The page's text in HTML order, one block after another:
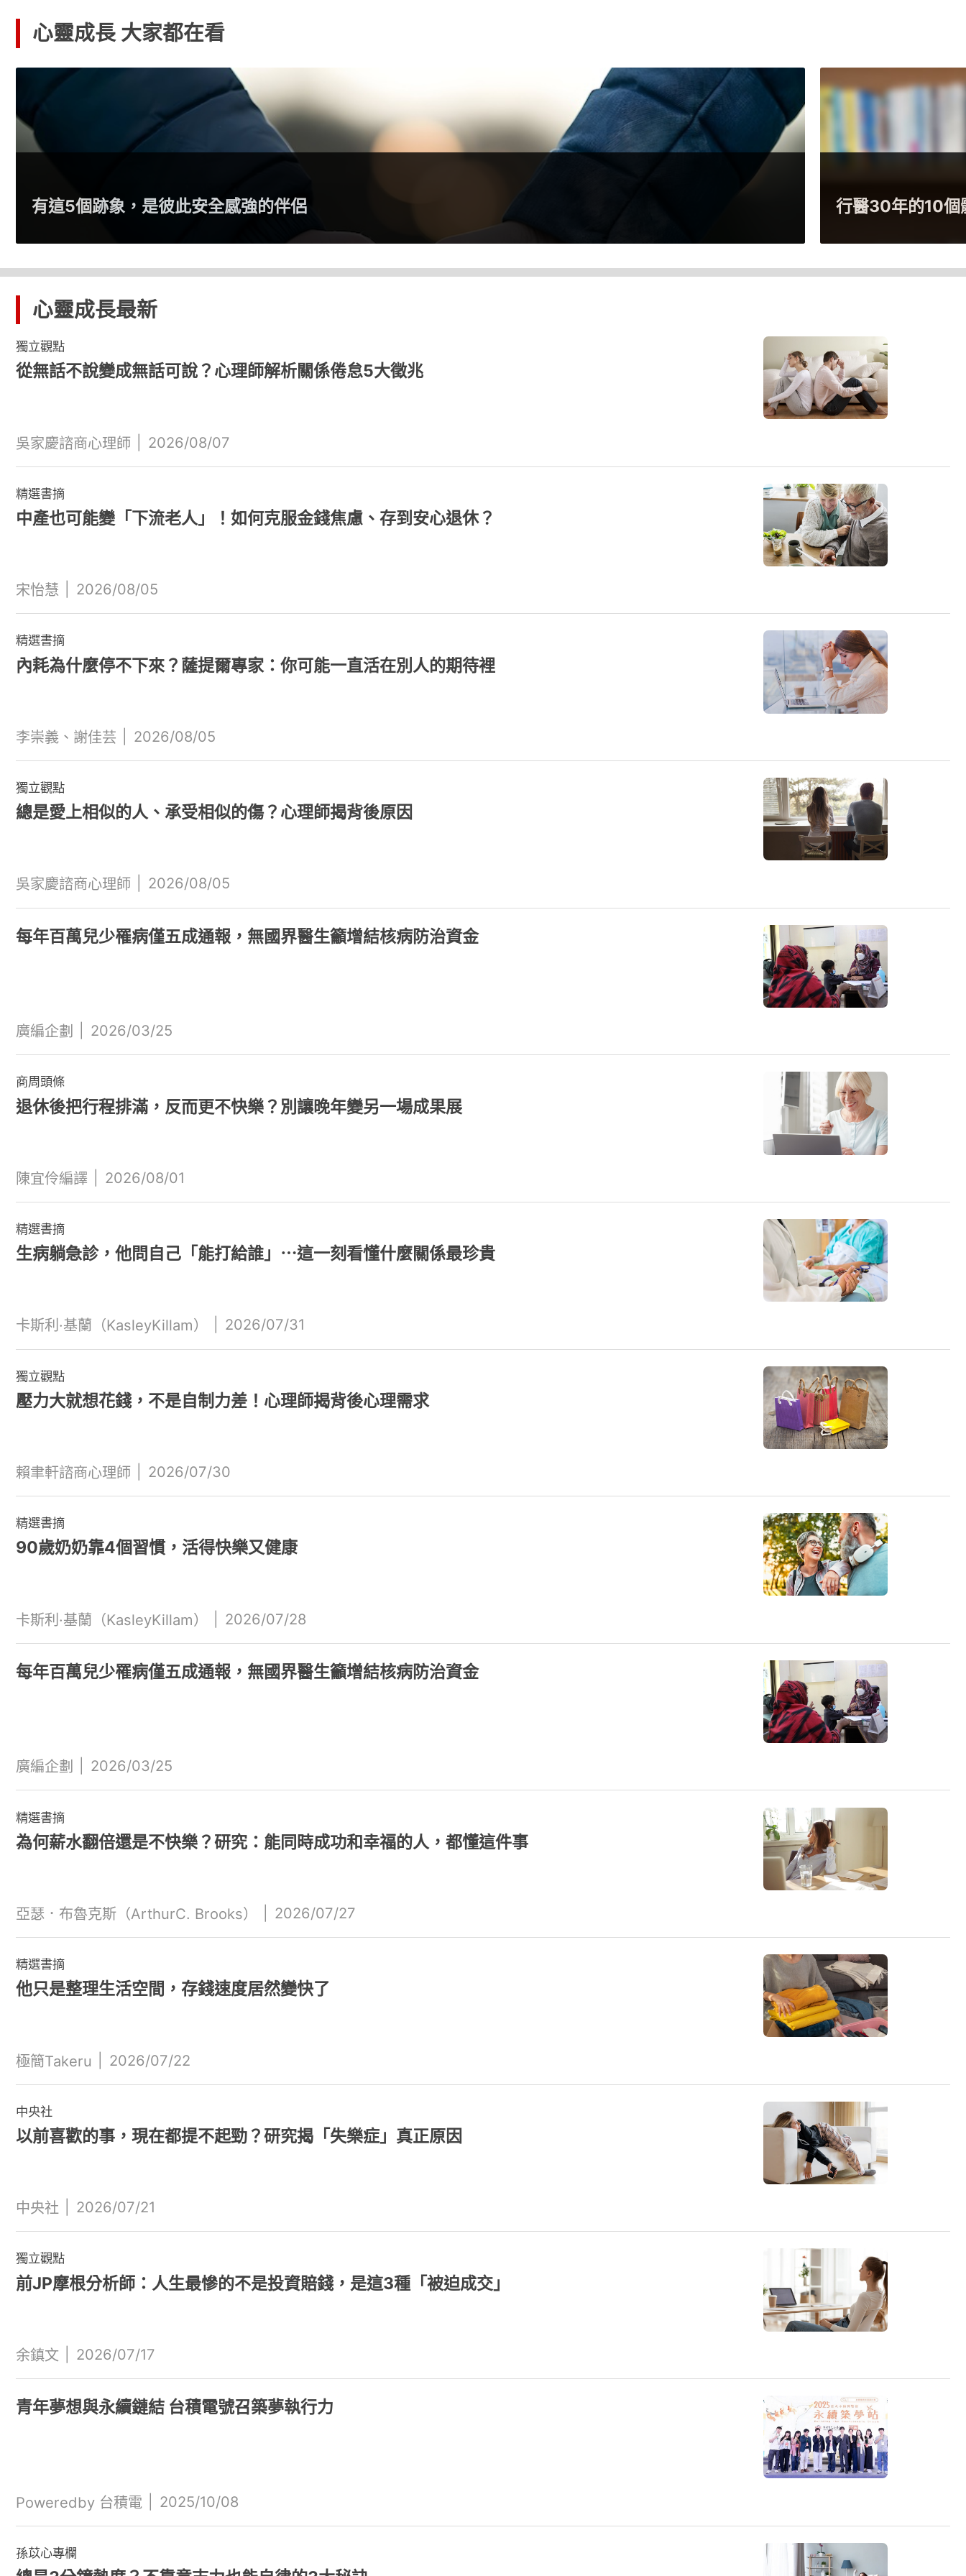
心靈成長 大家都在看
行醫30年的10個體悟：不要再等「有一天」，因為那天時常不會到來 為什麼有些人
心靈成長最新
獨立觀點
從無話不說變成無話可說？心理師解析關係倦怠5大徵兆
吳家慶諮商心理師 2026/08/07
精選書摘
中產也可能變「下流老人」！如何克服金錢焦慮、存到安心退休？
宋怡慧 2026/08/05
精選書摘
內耗為什麼停不下來？薩提爾專家：你可能一直活在別人的期待裡
李崇義、謝佳芸 2026/08/05
獨立觀點
總是愛上相似的人、承受相似的傷？心理師揭背後原因
吳家慶諮商心理師 2026/08/05
每年百萬兒少罹病僅五成通報，無國界醫生籲增結核病防治資金
廣編企劃 2026/03/25
商周頭條
退休後把行程排滿，反而更不快樂？別讓晚年變另一場成果展
陳宜伶編譯 2026/08/01
精選書摘
生病躺急診，他問自己「能打給誰」⋯這一刻看懂什麼關係最珍貴
卡斯利·基蘭（KasleyKillam） 2026/07/31
獨立觀點
壓力大就想花錢，不是自制力差！心理師揭背後心理需求
賴聿軒諮商心理師 2026/07/30
精選書摘
90歲奶奶靠4個習慣，活得快樂又健康
卡斯利·基蘭（KasleyKillam） 2026/07/28
每年百萬兒少罹病僅五成通報，無國界醫生籲增結核病防治資金
廣編企劃 2026/03/25
精選書摘
為何薪水翻倍還是不快樂？研究：能同時成功和幸福的人，都懂這件事
亞瑟．布魯克斯（ArthurC. Brooks） 2026/07/27
精選書摘
他只是整理生活空間，存錢速度居然變快了
極簡Takeru 2026/07/22
中央社
以前喜歡的事，現在都提不起勁？研究揭「失樂症」真正原因
中央社 2026/07/21
獨立觀點
前JP摩根分析師：人生最慘的不是投資賠錢，是這3種「被迫成交」
余鎮文 2026/07/17
青年夢想與永續鏈結 台積電號召築夢執行力
Poweredby 台積電 2025/10/08
孫苡心專欄